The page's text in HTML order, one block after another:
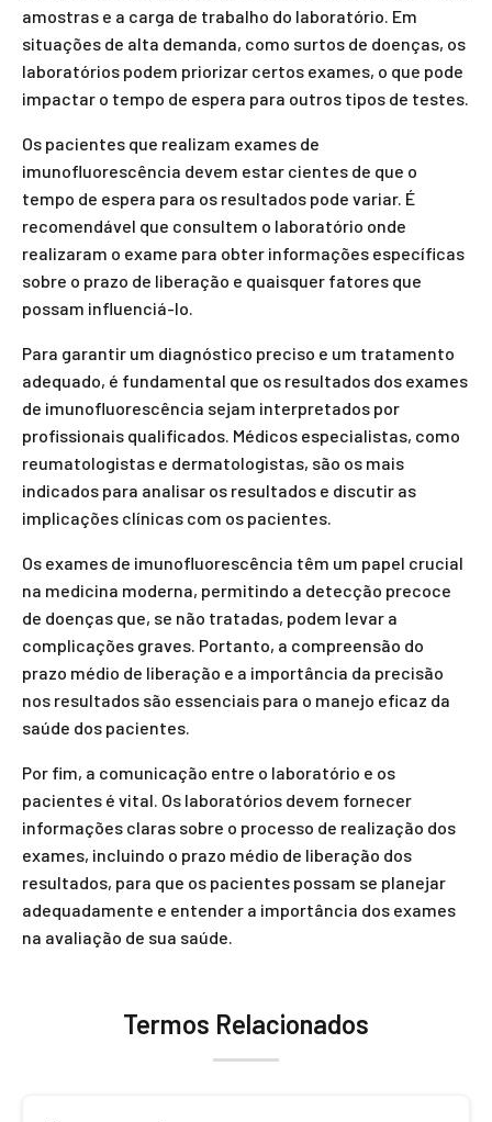
amostras e a carga de trabalho do laboratório. Em
situações de alta demanda, como surtos de doenças, os
laboratórios podem priorizar certos exames, o que pode
impactar o tempo de espera para outros tipos de testes.
Os pacientes que realizam exames de
imunofluorescência devem estar cientes de que o
tempo de espera para os resultados pode variar. É
recomendável que consultem o laboratório onde
realizaram o exame para obter informações específicas
sobre o prazo de liberação e quaisquer fatores que
possam influenciá-lo.
Para garantir um diagnóstico preciso e um tratamento
adequado, é fundamental que os resultados dos exames
de imunofluorescência sejam interpretados por
profissionais qualificados. Médicos especialistas, como
reumatologistas e dermatologistas, são os mais
indicados para analisar os resultados e discutir as
implicações clínicas com os pacientes.
Os exames de imunofluorescência têm um papel crucial
na medicina moderna, permitindo a detecção precoce
de doenças que, se não tratadas, podem levar a
complicações graves. Portanto, a compreensão do
prazo médio de liberação e a importância da precisão
nos resultados são essenciais para o manejo eficaz da
saúde dos pacientes.
Por fim, a comunicação entre o laboratório e os
pacientes é vital. Os laboratórios devem fornecer
informações claras sobre o processo de realização dos
exames, incluindo o prazo médio de liberação dos
resultados, para que os pacientes possam se planejar
adequadamente e entender a importância dos exames
na avaliação de sua saúde.
Termos Relacionados